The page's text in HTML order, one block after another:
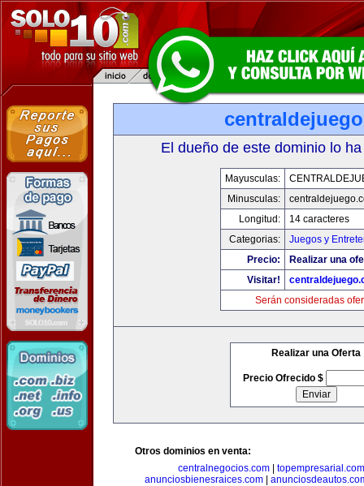
El dueño de este dominio lo
Mayusculas:
Minusculas:
Longitud:
14 caracteres
Categorias:
Juegos y
Precio:
Realizar una
Visitar!
Serán consideradas
Realizar una Oferta
Precio Ofrecido $
Otros dominios en venta:
centralnegocios.com| topempresarial.com
anunciosbienesraices.com|